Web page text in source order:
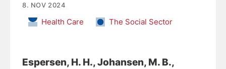
8. NOV 2024
Health Care The Social Sector
Espersen, H. H., Johansen, M. B.,